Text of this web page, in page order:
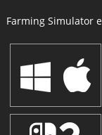
Farming Simulator